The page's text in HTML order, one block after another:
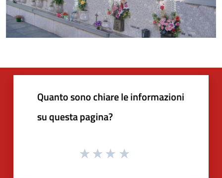
Quanto sono chiare le informazioni
su questa pagina?